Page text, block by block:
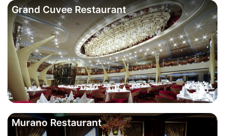
Grand Cuvee Restaurant
Murano Restaurant